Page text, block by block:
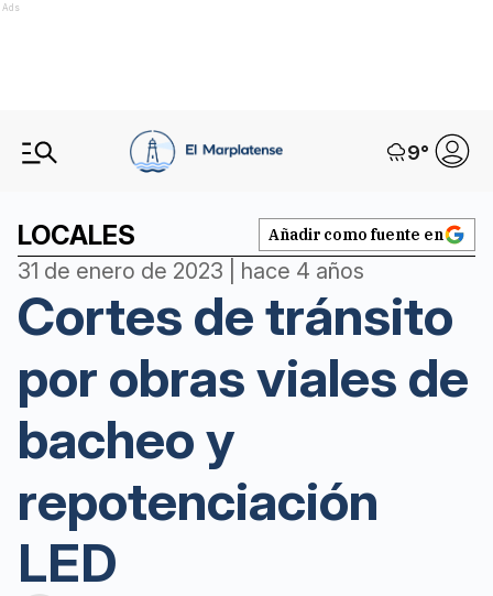
Ads
9°
LOCALES Añadir como fuente en
31 de enero de 2023 | hace 4 años
Cortes de tránsito
por obras viales de
bacheo y
repotenciación
LED